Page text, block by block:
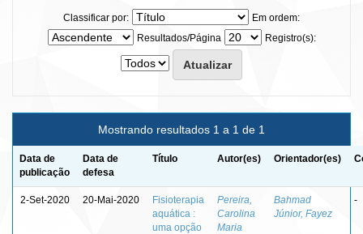
Classificar por:
Em ordem:
Resultados/Página
Registro(s):
Mostrando resultados 1 a 1 de 1
Data de
publicação
Data de
defesa
Título Autor(es) Orientador(es)
2-Set-2020 20-Mai-2020
Fisioterapia
aquática :
uma opção
Pereira,
Carolina
Maria
Bahmad
Júnior, Fayez
-